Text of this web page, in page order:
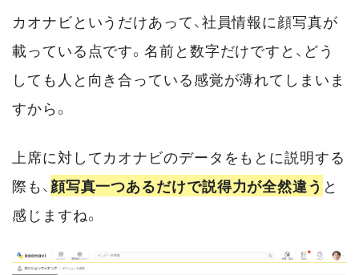
カオナビというだけあって、社員情報に顔写真が
載っている点です。名前と数字だけですと、どう
しても人と向き合っている感覚が薄れてしまいま
すから。
上席に対してカオナビのデータをもとに説明する
際も、顔写真一つあるだけで説得力が全然違う と
感じますね。